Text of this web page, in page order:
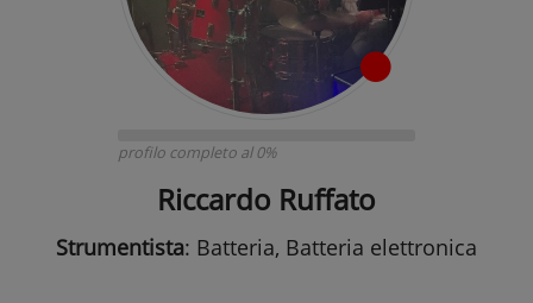
profilo completo al 0%
Riccardo Ruffato
Strumentista: Batteria, Batteria elettronica